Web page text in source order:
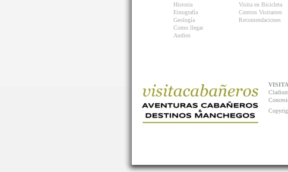
Historia
Etnografía
Geología
Como llegar
Audios
Visita en Bicicleta
Centros Visitantes
Recomendaciones